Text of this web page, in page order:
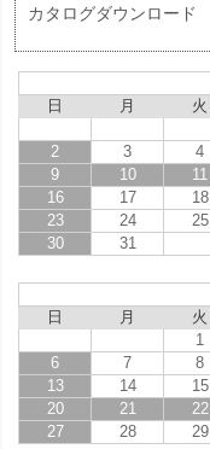
カタログダウンロード
日
月 火
2
3 4
9
10 11
16
17 18
23
24 25
30
31
日
月 火
1
6
7 8
13
14 15
20
21 22
27
28 29